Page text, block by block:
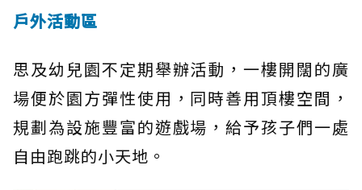
戶外活動區
思及幼兒園不定期舉辦活動，一樓開闊的廣
場便於園方彈性使用，同時善用頂樓空間，
規劃為設施豐富的遊戲場，給予孩子們一處
自由跑跳的小天地。